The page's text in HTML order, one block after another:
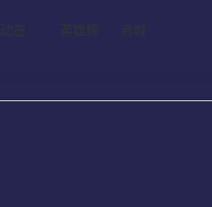
动态 英雄榜 商城